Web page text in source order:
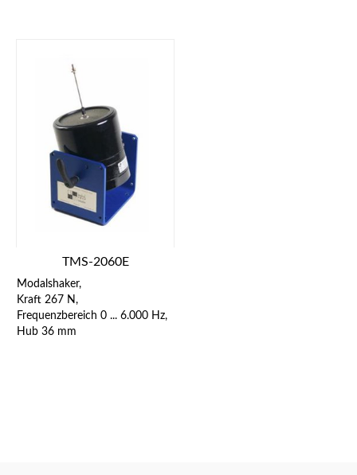
TMS-2060E
Modalshaker,
Kraft 267 N,
Frequenzbereich 0 ... 6.000 Hz,
Hub 36 mm